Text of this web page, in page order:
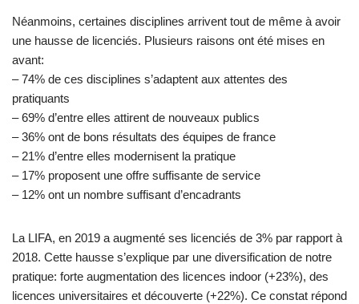
Néanmoins, certaines disciplines arrivent tout de même à avoir
une hausse de licenciés. Plusieurs raisons ont été mises en
avant:
– 74% de ces disciplines s’adaptent aux attentes des
pratiquants
– 69% d’entre elles attirent de nouveaux publics
– 36% ont de bons résultats des équipes de france
– 21% d’entre elles modernisent la pratique
– 17% proposent une offre suffisante de service
– 12% ont un nombre suffisant d’encadrants
La LIFA, en 2019 a augmenté ses licenciés de 3% par rapport à
2018. Cette hausse s’explique par une diversification de notre
pratique: forte augmentation des licences indoor (+23%), des
licences universitaires et découverte (+22%). Ce constat répond